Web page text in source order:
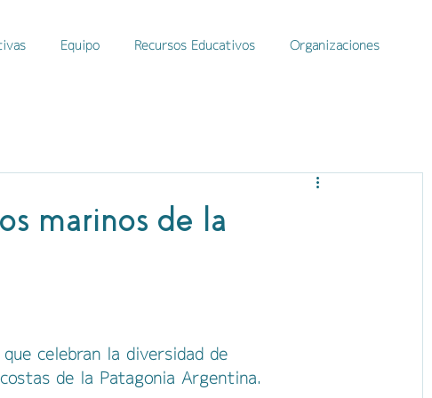
Equipo Recursos Educativos Organizaciones
marinos de la
celebran la diversidad de
de la Patagonia Argentina.